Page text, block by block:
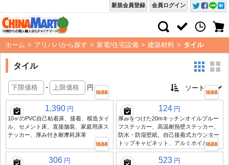
会員ログイン
新規会員登録
ホーム > アリババから探す > 家電/住宅設備 > 建築材料 > タイル
タイル
- 円
1,390 円
10㎡のPVC自己粘着床、接着、模造タイ
ル、セメント床、直接舗装、家庭用床ス
テッカー、厚み付き耐摩耗床革
124 円
厚みをつけた20mキッチンオイルプルー
フステッカー、高温耐熱壁ステッカー、
防水・防湿壁紙、自己接着式カウンター
トップキャビネット、アルミホイル紙
306 円 523 円